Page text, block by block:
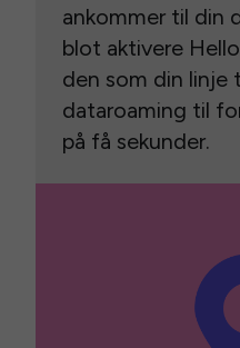
ankommer til din
blot aktivere
den som din linje
dataroaming til
på få sekunder.